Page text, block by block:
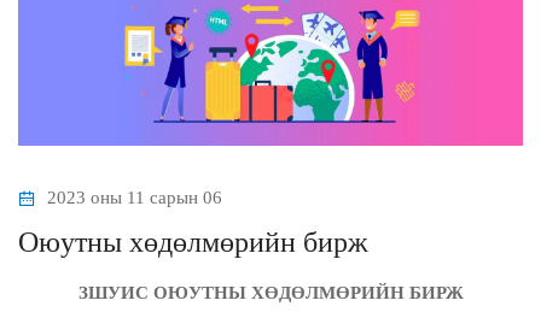
2023 оны 11 сарын 06
Оюутны хөдөлмөрийн бирж
ЗШУИС ОЮУТНЫ ХӨДӨЛМӨРИЙН БИРЖ